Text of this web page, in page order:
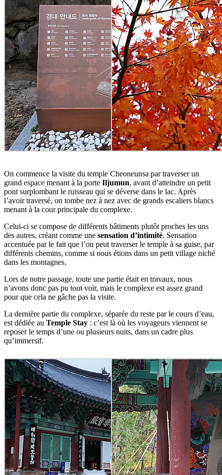
On commence la visite du temple Cheoneunsa par traverser un
grand espace menant à la porte Iljumun, avant d’atteindre un petit
pont surplombant le ruisseau qui se déverse dans le lac. Après
l’avoir traversé, on tombe nez à nez avec de grands escaliers blancs
menant à la cour principale du complexe.
Celui-ci se compose de différents bâtiments plutôt proches les uns
des autres, créant comme une sensation d’intimité. Sensation
accentuée par le fait que l’on peut traverser le temple à sa guise, par
différents chemins, comme si nous étions dans un petit village niché
dans les montagnes.
Lors de notre passage, toute une partie était en travaux, nous
n’avons donc pas pu tout voir, mais le complexe est assez grand
pour que cela ne gâche pas la visite.
La dernière partie du complexe, séparée du reste par le cours d’eau,
est dédiée au Temple Stay : c’est là où les voyageurs viennent se
reposer le temps d’une ou plusieurs nuits, dans un cadre plus
qu’immersif.